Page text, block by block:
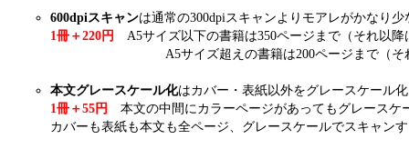
600dpiスキャンは通常の300dpiスキャンよりモアレがかなり
1冊＋220円
A5サイズ以下の書籍は350ページまで（それ以降
A5サイズ超えの書籍は200ページまで（それ以降
本文グレースケール化はカバー・表紙以外をグレースケール
1冊＋55円
本文の中間にカラーページがあってもグレース
カバーも表紙も本文も全ページ、グレースケールでスキャン